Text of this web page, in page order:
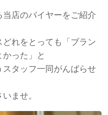
店のバイヤーをご紹介
れをとっても「ブラン
った」と
タッフ一同がんばらせ
ませ。